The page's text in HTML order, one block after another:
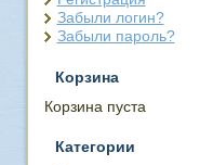
Забыли логин?
Забыли пароль?
Корзина
Корзина пуста
Категории